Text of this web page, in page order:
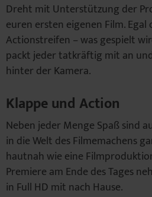
Dreht mit Unterstützung der
euren ersten eigenen Film.
Actionstreifen – was gespielt
packt jeder tatkräftig mit an
hinter der Kamera.
Klappe und Action
Neben jeder Menge Spaß sind
in die Welt des Filmemachens
hautnah wie eine
Premiere am Ende des Tages
in Full HD mit nach Hause.